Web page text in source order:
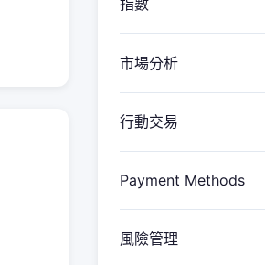
指數
市場分析
行動交易
Payment Methods
風險管理